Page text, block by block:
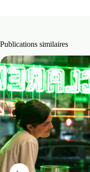
Publications similaires